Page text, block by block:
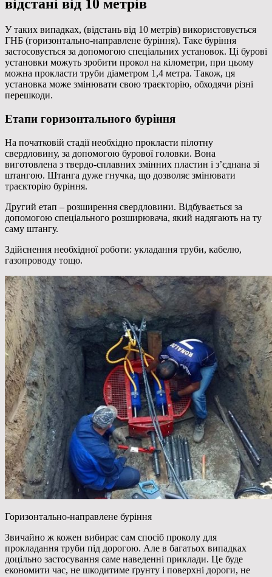
відстані від 10 метрів
У таких випадках, (відстань від 10 метрів) використовується
ГНБ (горизонтально-направлене буріння). Таке буріння
застосовується за допомогою спеціальних установок. Ці бурові
установки можуть зробити прокол на кілометри, при цьому
можна прокласти труби діаметром 1,4 метра. Також, ця
установка може змінювати свою траєкторію, обходячи різні
перешкоди.
Етапи горизонтального буріння
На початковій стадії необхідно прокласти пілотну
свердловину, за допомогою бурової головки. Вона
виготовлена з твердо-сплавних змінних пластин і з’єднана зі
штангою. Штанга дуже гнучка, що дозволяє змінювати
траєкторію буріння.
Другий етап – розширення свердловини. Відбувається за
допомогою спеціального розширювача, який надягають на ту
саму штангу.
Здійснення необхідної роботи: укладання труби, кабелю,
газопроводу тощо.
Горизонтально-направлене буріння
Звичайно ж кожен вибирає сам спосіб проколу для
прокладання труби під дорогою. Але в багатьох випадках
доцільно застосування саме наведенні приклади. Це буде
економити час, не шкодитиме ґрунту і поверхні дороги, не